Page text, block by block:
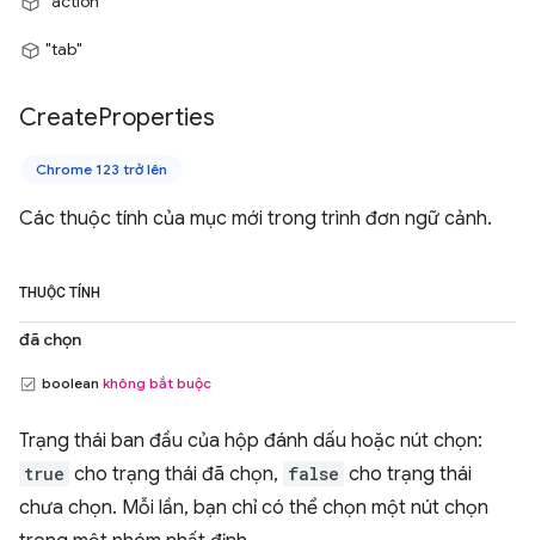
"tab"
CreateProperties
Chrome 123 trở lên
Các thuộc tính của mục mới trong trình đơn ngữ cảnh.
THUỘC TÍNH
đã chọn
boolean không bắt buộc
Trạng thái ban đầu của hộp đánh dấu hoặc nút chọn:
true cho trạng thái đã chọn, false cho trạng thái
chưa chọn. Mỗi lần, bạn chỉ có thể chọn một nút chọn